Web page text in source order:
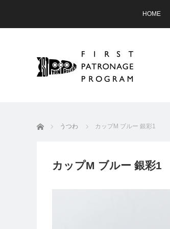
HOME
ホーム うつわ カップM ブルー 銀彩1
カップM ブルー 銀彩1